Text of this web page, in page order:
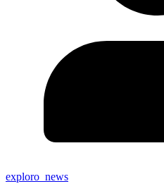
exploro_news